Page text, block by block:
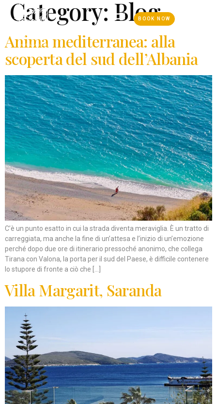
BOOK NOW
Category: Blog
Anima mediterranea: alla
scoperta del sud dell’Albania
C’è un punto esatto in cui la strada diventa meraviglia. È un tratto di
carreggiata, ma anche la fine di un’attesa e l’inizio di un’emozione
perché dopo due ore di itinerario pressoché anonimo, che collega
Tirana con Valona, la porta per il sud del Paese, è difficile contenere
lo stupore di fronte a ciò che […]
Villa Margarit, Saranda